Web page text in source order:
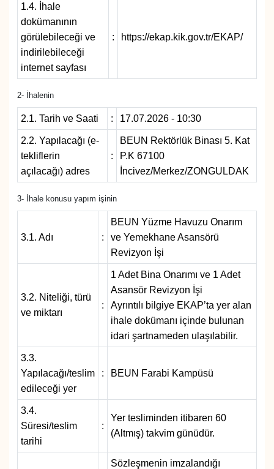
1.4. İhale
dokümanının
görülebileceği ve
indirilebileceği
internet sayfası
: https://ekap.kik.gov.tr/EKAP/
2- İhalenin
2.1. Tarih ve Saati : 17.07.2026 - 10:30
2.2. Yapılacağı (e-
tekliflerin
açılacağı) adres
:
BEUN Rektörlük Binası 5. Kat
P.K 67100
İncivez/Merkez/ZONGULDAK
3- İhale konusu yapım işinin
3.1. Adı :
BEUN Yüzme Havuzu Onarım
ve Yemekhane Asansörü
Revizyon İşi
3.2. Niteliği, türü
ve miktarı
:
1 Adet Bina Onarımı ve 1 Adet
Asansör Revizyon İşi
Ayrıntılı bilgiye EKAP’ta yer alan
ihale dokümanı içinde bulunan
idari şartnameden ulaşılabilir.
3.3.
Yapılacağı/teslim
edileceği yer
: BEUN Farabi Kampüsü
3.4.
Süresi/teslim
tarihi
:
Yer tesliminden itibaren 60
(Altmış) takvim günüdür.
Sözleşmenin imzalandığı